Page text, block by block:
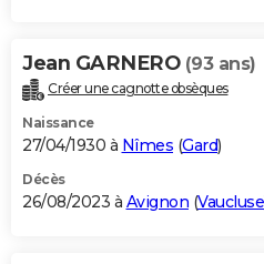
Jean GARNERO (93 ans)
Créer une cagnotte obsèques
Naissance
27/04/1930 à Nîmes (Gard)
Décès
26/08/2023 à Avignon (Vaucluse